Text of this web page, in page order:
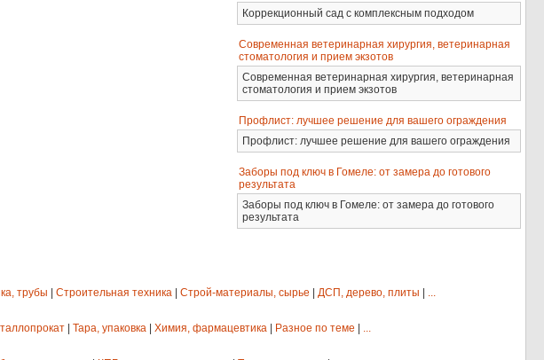
Коррекционный сад с комплексным подходом
Современная ветеринарная хирургия, ветеринарная
стоматология и прием экзотов
Современная ветеринарная хирургия, ветеринарная
стоматология и прием экзотов
Профлист: лучшее решение для вашего ограждения
Профлист: лучшее решение для вашего ограждения
Заборы под ключ в Гомеле: от замера до готового
результата
Заборы под ключ в Гомеле: от замера до готового
результата
трубы Строительная техника Строй-материалы, сырье ДСП, дерево, плиты
...
Тара, упаковка Химия, фармацевтика Разное по теме
...